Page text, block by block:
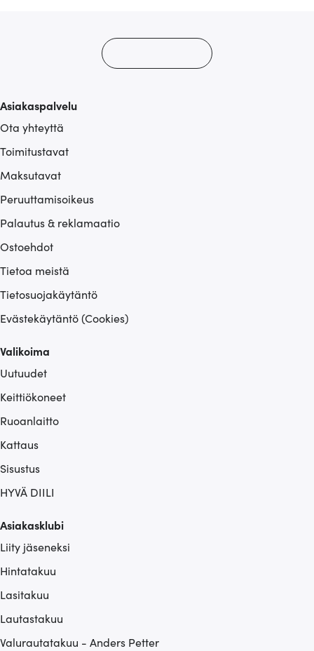
Asiakaspalvelu
Ota yhteyttä
Toimitustavat
Maksutavat
Peruuttamisoikeus
Palautus & reklamaatio
Ostoehdot
Tietoa meistä
Tietosuojakäytäntö
Evästekäytäntö (Cookies)
Valikoima
Uutuudet
Keittiökoneet
Ruoanlaitto
Kattaus
Sisustus
HYVÄ DIILI
Asiakasklubi
Liity jäseneksi
Hintatakuu
Lasitakuu
Lautastakuu
Valurautatakuu - Anders Petter